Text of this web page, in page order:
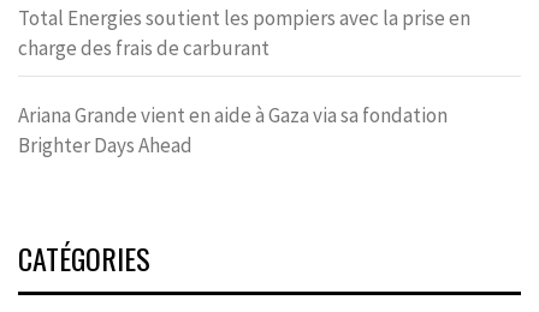
Total Energies soutient les pompiers avec la prise en
charge des frais de carburant
Ariana Grande vient en aide à Gaza via sa fondation
Brighter Days Ahead
CATÉGORIES